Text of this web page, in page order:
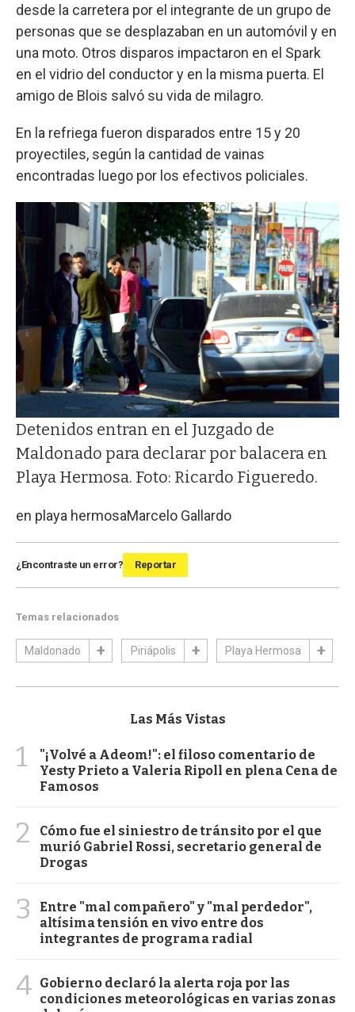
desde la carretera por el integrante de un grupo de
personas que se desplazaban en un automóvil y en
una moto. Otros disparos impactaron en el Spark
en el vidrio del conductor y en la misma puerta. El
amigo de Blois salvó su vida de milagro.
En la refriega fueron disparados entre 15 y 20
proyectiles, según la cantidad de vainas
encontradas luego por los efectivos policiales.
Detenidos entran en el Juzgado de
Maldonado para declarar por balacera en
Playa Hermosa. Foto: Ricardo Figueredo.
en playa hermosaMarcelo Gallardo
¿Encontraste un error? Reportar
Temas relacionados
Maldonado Piriápolis Playa Hermosa
Las Más Vistas
1
"¡Volvé a Adeom!": el filoso comentario de
Yesty Prieto a Valeria Ripoll en plena Cena de
Famosos
2
Cómo fue el siniestro de tránsito por el que
murió Gabriel Rossi, secretario general de
Drogas
3
Entre "mal compañero" y "mal perdedor",
altísima tensión en vivo entre dos
integrantes de programa radial
4 Gobierno declaró la alerta roja por las
condiciones meteorológicas en varias zonas